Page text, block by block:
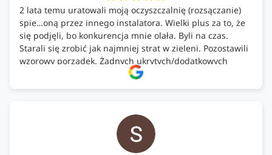
2 lata temu uratowali moją oczyszczalnię (rozsączanie)
spie…oną przez innego instalatora. Wielki plus za to, że
się podjęli, bo konkurencja mnie olała. Byli na czas.
Starali się zrobić jak najmniej strat w zieleni. Pozostawili
wzorowy porządek. Żadnych ukrytych/dodatkowych
kosztów. Zaskoczenie. Kontakt bardzo OK. Obsługa
pomontażowa również OK. A ich środki do oczyszczalni –